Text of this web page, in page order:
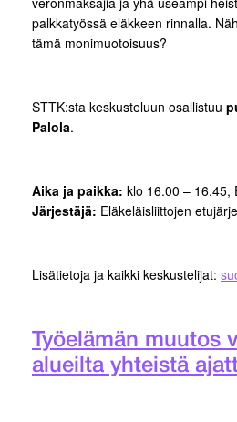
palkkatyössä eläkkeen rinnalla.
tämä monimuotoisuus?
STTK:sta keskusteluun osallistuu
Palola.
Aika ja paikka: klo 16.00 – 16.45,
Järjestäjä: Eläkeläisliittojen
Lisätietoja ja kaikki keskustelijat:
Työelämän muutos
alueilta yhteistä